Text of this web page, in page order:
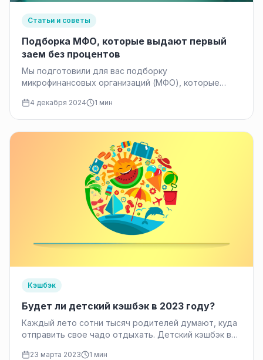
Статьи и советы
Подборка МФО, которые выдают первый
заем без процентов
Мы подготовили для вас подборку
микрофинансовых организаций (МФО), которые
процентов. Это удобное и…
4 декабря 2024 1 мин
Кэшбэк
Будет ли детский кэшбэк в 2023 году?
Каждый лето сотни тысяч родителей думают, куда
отправить свое чадо отдыхать. Детский кэшбэк в
23 марта 2023 1 мин